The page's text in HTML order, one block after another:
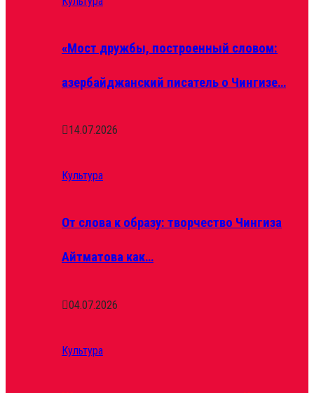
«Мост дружбы, построенный словом:
азербайджанский писатель о Чингизе…
14.07.2026
Культура
От слова к образу: творчество Чингиза
Айтматова как…
04.07.2026
Культура